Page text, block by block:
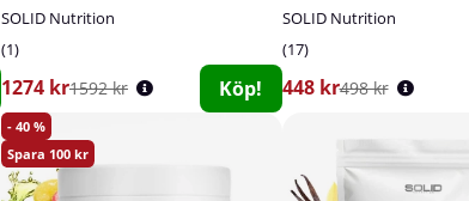
SOLID Nutrition
1
1274 kr1592 kr Köp!
SOLID Nutrition
17
448 kr498 kr
40
100